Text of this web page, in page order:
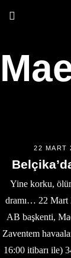
22 MART
Yine korku,
dramı… 22 Mart
AB başkenti,
Zaventem
16:00 itibarı ile)